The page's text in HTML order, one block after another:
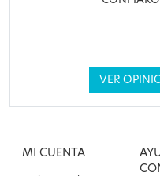
VER
MI CUENTA